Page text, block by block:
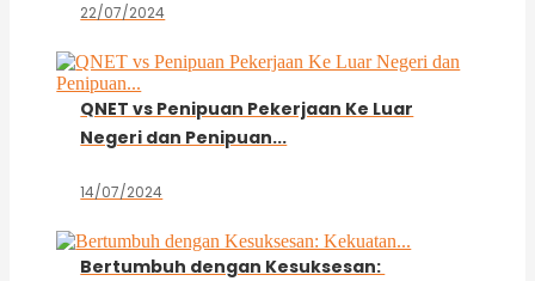
22/07/2024
QNET vs Penipuan Pekerjaan Ke Luar
Negeri dan Penipuan...
14/07/2024
Bertumbuh dengan Kesuksesan: